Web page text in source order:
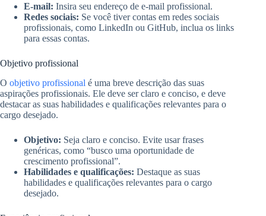
E-mail: Insira seu endereço de e-mail profissional.
Redes sociais: Se você tiver contas em redes sociais
profissionais, como LinkedIn ou GitHub, inclua os links
para essas contas.
Objetivo profissional
O objetivo profissional é uma breve descrição das suas
aspirações profissionais. Ele deve ser claro e conciso, e deve
destacar as suas habilidades e qualificações relevantes para o
cargo desejado.
Objetivo: Seja claro e conciso. Evite usar frases
genéricas, como “busco uma oportunidade de
crescimento profissional”.
Habilidades e qualificações: Destaque as suas
habilidades e qualificações relevantes para o cargo
desejado.